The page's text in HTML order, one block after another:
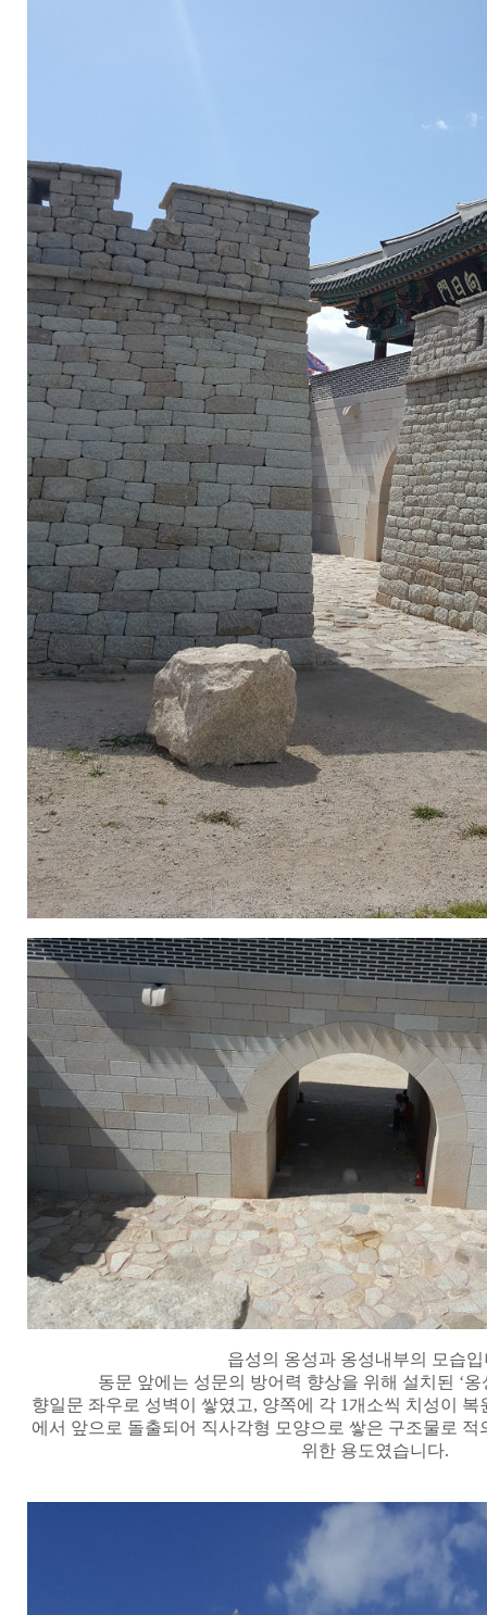
읍성의 옹성과 옹성내부의 모습
동문 앞에는 성문의 방어력 향상을 위해 설치된 ‘옹
향일문 좌우로 성벽이 쌓였고, 양쪽에 각 1 개소씩 치성이 복
에서 앞으로 돌출되어 직사각형 모양으로 쌓은 구조물로
위한 용도였습니다.